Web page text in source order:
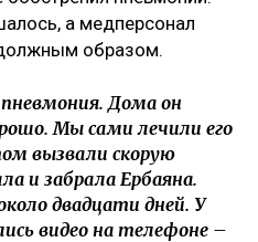
а медперсонал
образом.
Дома он
Мы сами лечили его
вызвали скорую
и забрала Ербаяна.
двадцати дней. У
видео на телефоне –